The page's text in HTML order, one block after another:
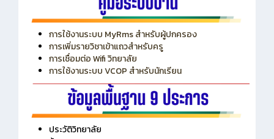
การใช้งานระบบ MyRms สำหรับผู้ปกครอง
การเพิ่มรายวิชาเข้าแถวสำหรับครู
การเชื่อมต่อ Wifi วิทยาลัย
การใช้งานระบบ VCOP สำหรับนักเรียน